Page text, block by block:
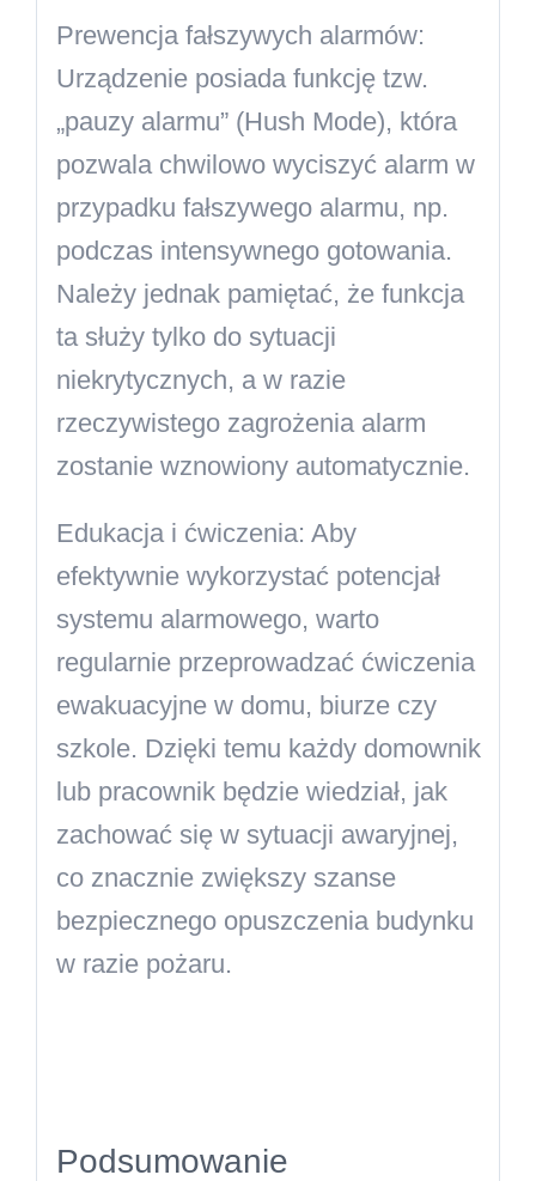
Prewencja fałszywych alarmów:
Urządzenie posiada funkcję tzw.
„pauzy alarmu” (Hush Mode), która
pozwala chwilowo wyciszyć alarm w
przypadku fałszywego alarmu, np.
podczas intensywnego gotowania.
Należy jednak pamiętać, że funkcja
ta służy tylko do sytuacji
niekrytycznych, a w razie
rzeczywistego zagrożenia alarm
zostanie wznowiony automatycznie.
Edukacja i ćwiczenia: Aby
efektywnie wykorzystać potencjał
systemu alarmowego, warto
regularnie przeprowadzać ćwiczenia
ewakuacyjne w domu, biurze czy
szkole. Dzięki temu każdy domownik
lub pracownik będzie wiedział, jak
zachować się w sytuacji awaryjnej,
co znacznie zwiększy szanse
bezpiecznego opuszczenia budynku
w razie pożaru.
Podsumowanie